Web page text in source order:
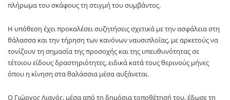
πλήρωμα του σκάφους τη στιγμή του συμβάντος.
Η υπόθεση έχει προκαλέσει συζητήσεις σχετικά με την ασφάλεια στη
θάλασσα και την τήρηση των κανόνων ναυσιπλοΐας, με αρκετούς να
τονίζουν τη σημασία της προσοχής και της υπευθυνότητας σε
τέτοιου είδους δραστηριότητες, ειδικά κατά τους θερινούς μήνες
όπου η κίνηση στα θαλάσσια μέσα αυξάνεται.
Ο Γιώργος Λιανός, μέσα από τη δημόσια τοποθέτησή του, έδωσε τη